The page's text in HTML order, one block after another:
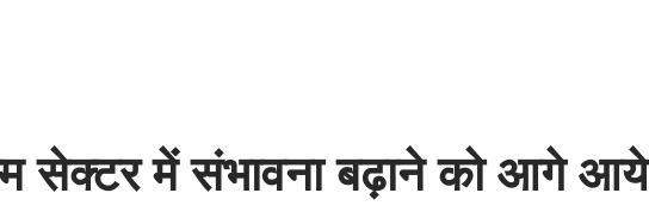
सेक्टर में संभावना बढ़ाने को आगे आये